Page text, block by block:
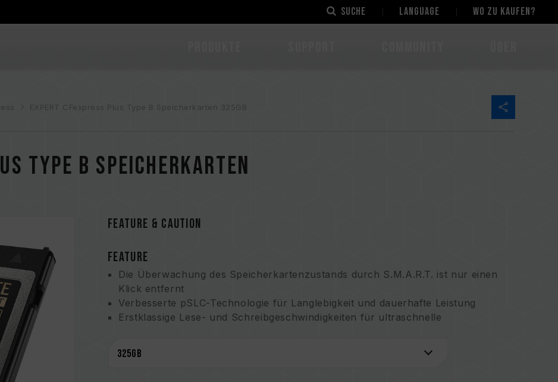
Suche LANGUAGE Wo zu kaufen?
EXPERT CFexpress Plus Type B Speicherkarten 325GB
Type B Speicherkarten
FEATURE & CAUTION
FEATURE
Die Überwachung des Speicherkartenzustands durch S.M.A.R.T. ist nur einen
Klick entfernt
Verbesserte pSLC-Technologie für Langlebigkeit und dauerhafte Leistung
Erstklassige Lese- und Schreibgeschwindigkeiten für ultraschnelle
Erstaunliche 1,3 TB Speicherplatz für unterbrechungsfreies High-Definition-